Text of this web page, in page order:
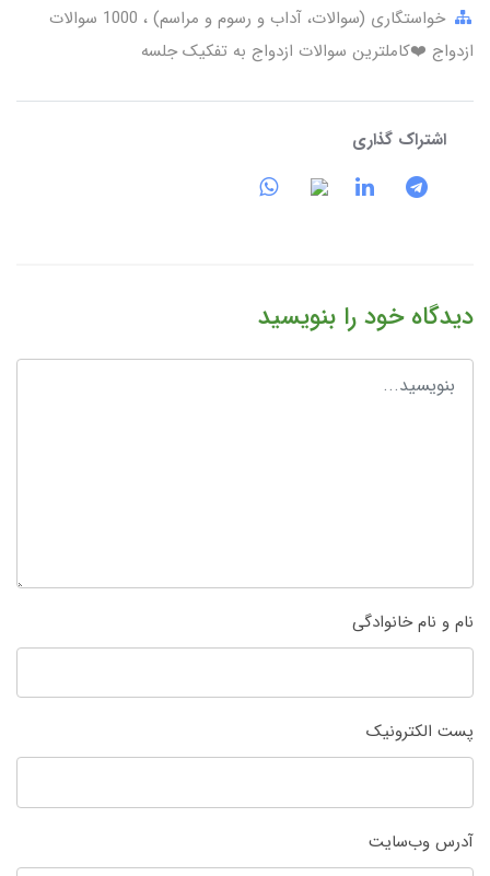
خواستگاری (سوالات، آداب و رسوم و مراسم)
1000 سوالات
ازدواج ❤️کاملترین سوالات ازدواج به تفکیک جلسه
اشتراک گذاری
دیدگاه خود را بنویسید
نام و نام خانوادگی
پست الکترونیک
آدرس وب‌سایت